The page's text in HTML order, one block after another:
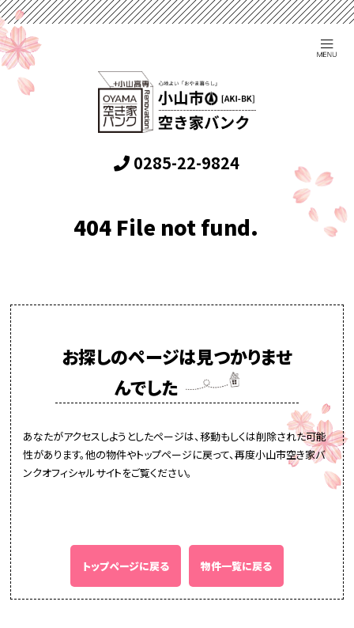
0285-22-9824
404 File not fund.
お探しのページは見つかりませ
んでした
あなたがアクセスしようとしたページは、移動もしくは削除された可能
性があります。他の物件やトップページに戻って、再度小山市空き家バ
ンクオフィシャルサイトをご覧ください。
トップページに戻る 物件一覧に戻る